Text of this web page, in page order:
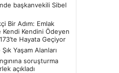
başkanvekili Sibel
Bir Adım: Emlak
Kendini Ödeyen
Hayata Geçiyor
Yaşam Alanları
soruşturma
açıkladı